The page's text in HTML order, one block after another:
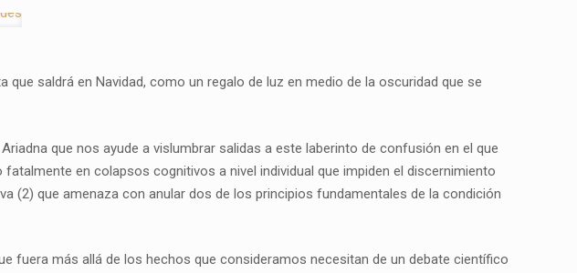
saldrá en Navidad, como un regalo de luz en medio de la oscuridad que se
que nos ayude a vislumbrar salidas a este laberinto de confusión en el que
en colapsos cognitivos a nivel individual que impiden el discernimiento
(2) que amenaza con anular dos de los principios fundamentales de la condición
fuera más allá de los hechos que consideramos necesitan de un debate científico